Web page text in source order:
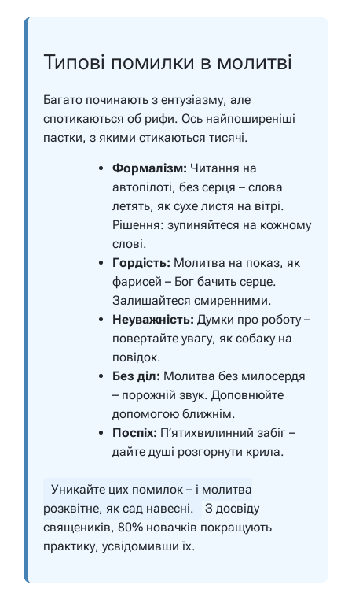
Типові помилки в молитві
Багато починають з ентузіазму, але
спотикаються об рифи. Ось найпоширеніші
пастки, з якими стикаються тисячі.
Формалізм: Читання на
автопілоті, без серця – слова
летять, як сухе листя на вітрі.
Рішення: зупиняйтеся на кожному
слові.
Гордість: Молитва на показ, як
фарисей – Бог бачить серце.
Залишайтеся смиренними.
Неуважність: Думки про роботу –
повертайте увагу, як собаку на
повідок.
Без діл: Молитва без милосердя
– порожній звук. Доповнюйте
допомогою ближнім.
Поспіх: П’ятихвилинний забіг –
дайте душі розгорнути крила.
Уникайте цих помилок – і молитва
розквітне, як сад навесні.
З досвіду
священиків, 80% новачків покращують
практику, усвідомивши їх.